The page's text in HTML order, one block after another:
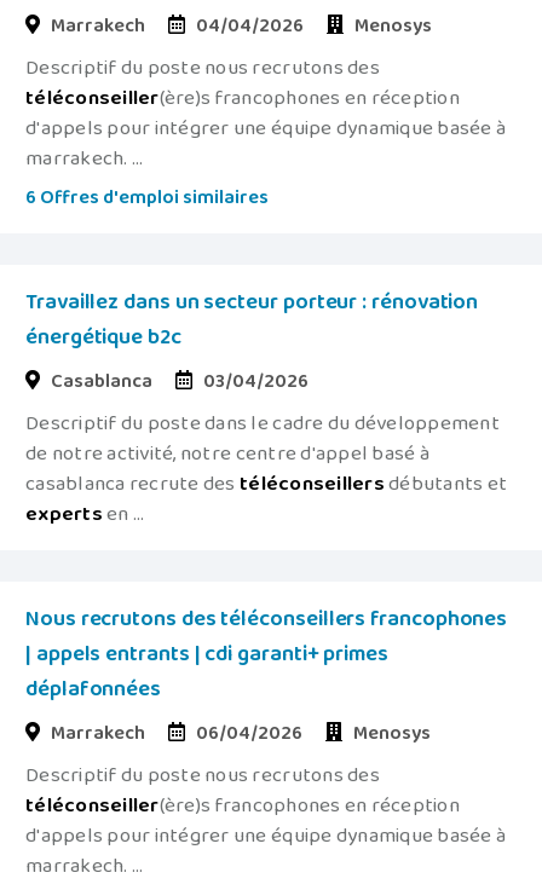
Marrakech 04/04/2026 Menosys
Descriptif du poste nous recrutons des
téléconseiller(ère)s francophones en réception
d'appels pour intégrer une équipe dynamique basée à
marrakech. ...
6 Offres d'emploi similaires
Travaillez dans un secteur porteur : rénovation
énergétique b2c
Casablanca 03/04/2026
Descriptif du poste dans le cadre du développement
de notre activité, notre centre d'appel basé à
casablanca recrute des téléconseillersdébutants et
expertsen ...
Nous recrutons des téléconseillers francophones
| appels entrants | cdi garanti+ primes
déplafonnées
Marrakech 06/04/2026 Menosys
Descriptif du poste nous recrutons des
téléconseiller(ère)s francophones en réception
d'appels pour intégrer une équipe dynamique basée à
marrakech. ...